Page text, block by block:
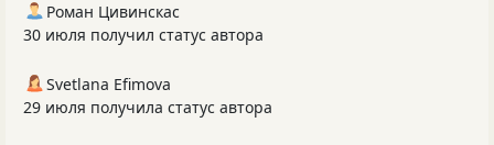
Роман Цивинскас
30 июля получил статус автора
Svetlana Efimova
29 июля получила статус автора